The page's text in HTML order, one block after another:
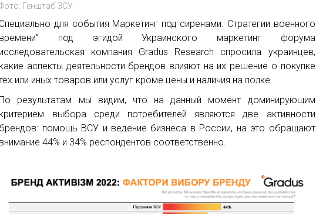
Генштаб ЗСУ
Специально для события Маркетинг под сиренами. Стратегии военного
времени” под эгидой Украинского маркетинг форума
исследовательская компания Gradus Research спросила украинцев,
какие аспекты деятельности брендов влияют на их решение о покупке
или иных товаров или услуг кроме цены и наличия на полке.
По результатам мы видим, что на данный момент доминирующим
критерием выбора среди потребителей являются две активности
брендов: помощь ВСУ и ведение бизнеса в России, на это обращают
внимание 44% и 34% респондентов соответственно.